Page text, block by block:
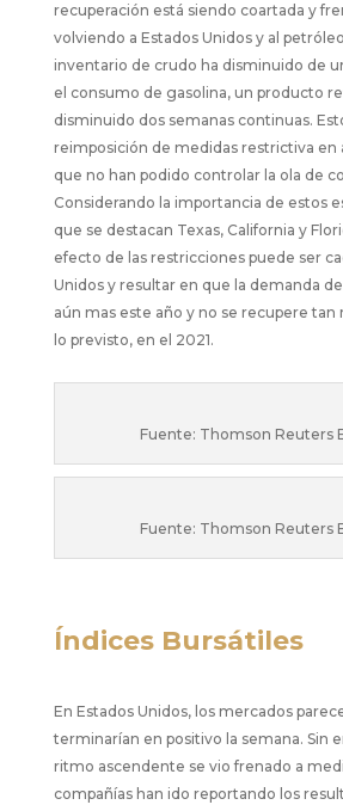
recuperación está siendo coartada y
volviendo a Estados Unidos y al
inventario de crudo ha disminuido de
el consumo de gasolina, un producto
disminuido dos semanas continuas.
reimposición de medidas restrictiva en
que no han podido controlar la ola de
Considerando la importancia de estos
que se destacan Texas, California y
efecto de las restricciones puede ser
Unidos y resultar en que la demanda
aún mas este año y no se recupere
lo previsto, en el 2021.
Fuente: Thomson Reuters
Fuente: Thomson Reuters
Índices Bursátiles
En Estados Unidos, los mercados
terminarían en positivo la semana. Sin
ritmo ascendente se vio frenado a
compañías han ido reportando los